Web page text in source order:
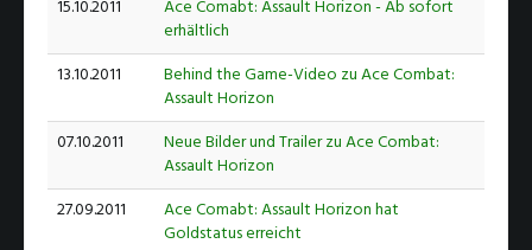
15.10.2011
Ace Comabt: Assault Horizon - Ab sofort
erhältlich
13.10.2011
Behind the Game-Video zu Ace Combat:
Assault Horizon
07.10.2011
Neue Bilder und Trailer zu Ace Combat:
Assault Horizon
27.09.2011
Ace Comabt: Assault Horizon hat
Goldstatus erreicht